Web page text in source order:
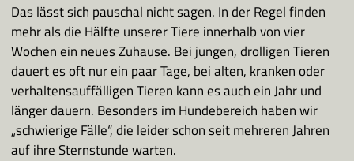
Das lässt sich pauschal nicht sagen. In der Regel finden
mehr als die Hälfte unserer Tiere innerhalb von vier
Wochen ein neues Zuhause. Bei jungen, drolligen Tieren
dauert es oft nur ein paar Tage, bei alten, kranken oder
verhaltensauffälligen Tieren kann es auch ein Jahr und
länger dauern. Besonders im Hundebereich haben wir
„schwierige Fälle“, die leider schon seit mehreren Jahren
auf ihre Sternstunde warten.